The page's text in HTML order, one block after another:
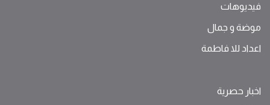
فيديوهات
موضة ‫و‬ ‫‬‫جمال‬
اعداد للا فاطمة
اخبار حصرية